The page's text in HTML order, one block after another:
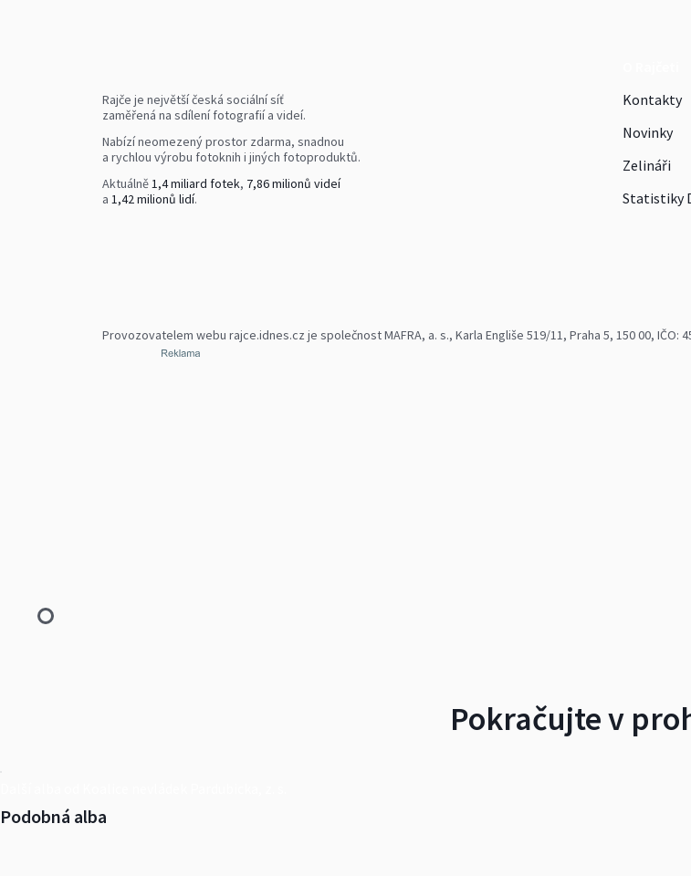
Rajče je největší česká sociální síť
zaměřená na sdílení fotografií a videí.
Nabízí neomezený prostor zdarma, snadnou
a rychlou výrobu fotoknih i jiných fotoproduktů.
Aktuálně1,4 miliard fotek, 7,86 milionů videí
a 1,42 milionů lidí.
Kontakty
Novinky
Zelináři
Statistiky
Provozovatelem webu rajce.idnes.cz je společnost MAFRA, a. s., Karla Engliše 519/11, Praha 5, 150 00, IČO:
Pokračujte v
Podobná alba